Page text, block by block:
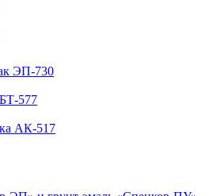
ЭП-730
577
АК-517